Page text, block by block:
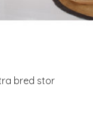
bred stor